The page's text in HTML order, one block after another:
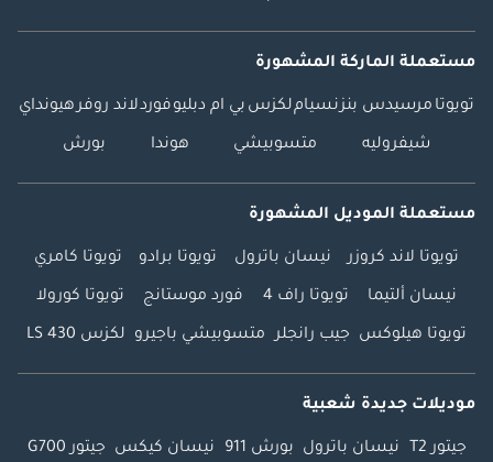
مستعملة الماركة المشهورة
تويوتا مرسيدس بنزنسياملكزس بي ام دبليوفوردلاند روفرهيونداي
شيفروليه متسوبيشي هوندا بورش
مستعملة الموديل المشهورة
تويوتا لاند كروزر نيسان باترول تويوتا برادو تويوتا كامري
نيسان ألتيما تويوتا راف 4 فورد موستانج تويوتا كورولا
تويوتا هيلوكس جيب رانجلر متسوبيشي باجيرو لكزس LS 430
موديلات جديدة شعبية
جيتور T2 نيسان باترول بورش 911 نيسان كيكس جيتور G700